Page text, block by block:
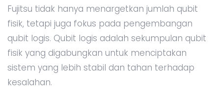
Fujitsu tidak hanya menargetkan jumlah qubit
fisik, tetapi juga fokus pada pengembangan
qubit logis. Qubit logis adalah sekumpulan qubit
fisik yang digabungkan untuk menciptakan
sistem yang lebih stabil dan tahan terhadap
kesalahan.